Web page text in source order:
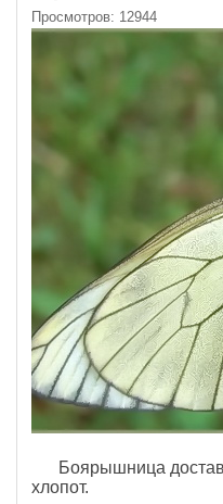
Просмотров: 12944
Боярышница
хлопот.